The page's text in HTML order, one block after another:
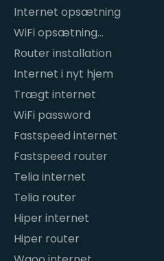
Internet opsætning
WiFi opsætning
hjemme
Router installation
Internet i nyt hjem
Trægt internet
WiFi password
Fastspeed internet
Fastspeed router
Telia internet
Telia router
Hiper internet
Hiper router